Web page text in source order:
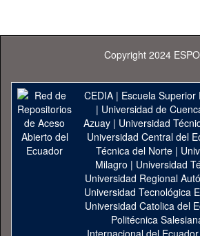
Copyright 2024
CEDIA| Escuela
| Universidad de
Azuay| Universidad
Universidad Central del
Técnica del Norte |
Milagro | Universidad
Universidad Regional
Universidad Tecnológica
Universidad Catolica del
Politécnica
Internacional del Ecuador